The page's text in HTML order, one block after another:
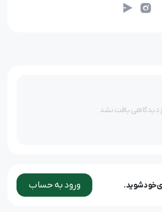
یافت نشد
خود شوید. ورود به حساب